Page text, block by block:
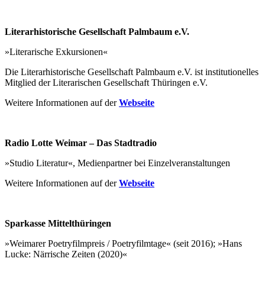
Literarhistorische Gesellschaft Palmbaum e.V.
»Literarische Exkursionen«
Die Literarhistorische Gesellschaft Palmbaum e.V. ist institutionelles
Mitglied der Literarischen Gesellschaft Thüringen e.V.
Weitere Informationen auf derWebseite
Radio Lotte Weimar – Das Stadtradio
»Studio Literatur«, Medienpartner bei Einzelveranstaltungen
Weitere Informationen auf derWebseite
Sparkasse Mittelthüringen
»Weimarer Poetryfilmpreis / Poetryfilmtage« (seit 2016); »Hans
Lucke: Närrische Zeiten (2020)«